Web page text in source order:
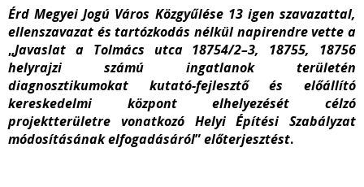
Érd Megyei Jogú Város Közgyűlése 13 igen szavazattal,
ellenszavazat és tartózkodás nélkül napirendre vette a
„Javaslat a Tolmács utca 18754/2–3, 18755, 18756
helyrajzi számú ingatlanok területén
diagnosztikumokat kutató-fejlesztő és előállító
kereskedelmi központ elhelyezését célzó
projektterületre vonatkozó Helyi Építési Szabályzat
módosításának elfogadásáról”előterjesztést.